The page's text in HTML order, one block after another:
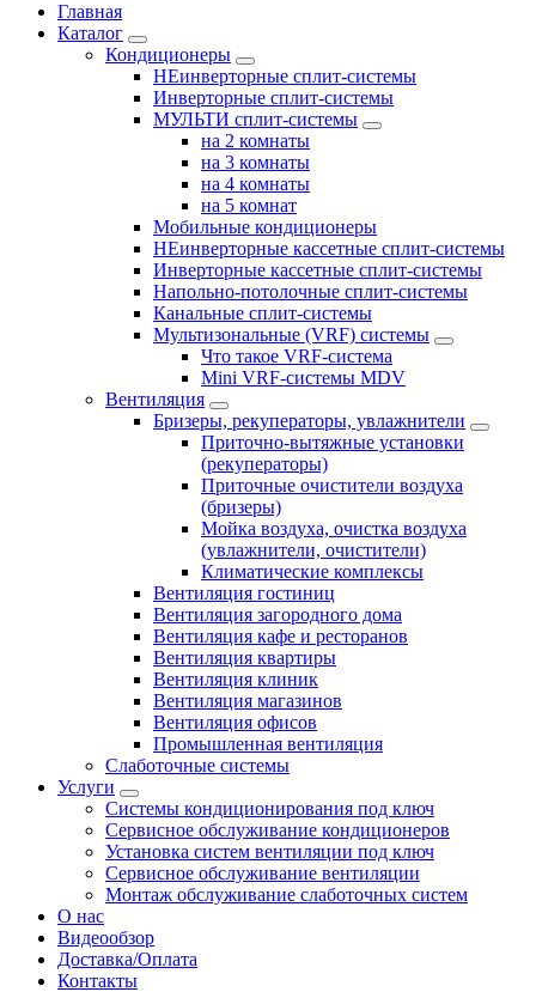
Главная
Каталог
Кондиционеры
НЕинверторные сплит-системы
Инверторные сплит-системы
МУЛЬТИ сплит-системы
на 2 комнаты
на 3 комнаты
на 4 комнаты
на 5 комнат
Мобильные кондиционеры
НЕинверторные кассетные сплит-системы
Инверторные кассетные сплит-системы
Напольно-потолочные сплит-системы
Канальные сплит-системы
Мультизональные (VRF) системы
Что такое VRF-система
Mini VRF-системы MDV
Вентиляция
Бризеры, рекуператоры, увлажнители
Приточно-вытяжные установки
(рекуператоры)
Приточные очистители воздуха
(бризеры)
Мойка воздуха, очистка воздуха
(увлажнители, очистители)
Климатические комплексы
Вентиляция гостиниц
Вентиляция загородного дома
Вентиляция кафе и ресторанов
Вентиляция квартиры
Вентиляция клиник
Вентиляция магазинов
Вентиляция офисов
Промышленная вентиляция
Слаботочные системы
Услуги
Системы кондиционирования под ключ
Сервисное обслуживание кондиционеров
Установка систем вентиляции под ключ
Сервисное обслуживание вентиляции
Монтаж обслуживание слаботочных систем
О нас
Видеообзор
Доставка/Оплата
Контакты